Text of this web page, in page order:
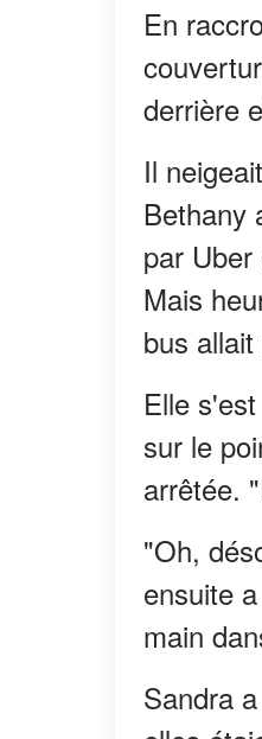
En
derrière
Il
Bethany
par
Mais
bus
Elle
sur le
arrêtée.
"Oh,
ensuite
main
Sandra